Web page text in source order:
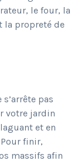
le four, la
la propreté de
pas
votre jardin
et en
finir,
massifs afin